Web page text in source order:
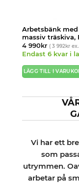
Arbetsbänk
massiv träskiva,
4 990kr ( 3 992krex.
Endast 6 kvar i
LÄGG TILL I
Vi har ett
som
utrymmen.
arbetar på